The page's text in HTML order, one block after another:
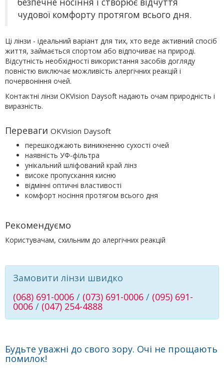
чудової комфорту протягом всього дня.
Ці лінзи - ідеальний варіант для тих, хто веде активний спосіб
життя, займається спортом або відпочиває на природі.
Відсутність необхідності використання засобів догляду
повністю виключає можливість алергічних реакцій і
почервоніння очей.
Контактні лінзи OKVision Daysoft надають очам природність і
виразність.
Переваги OKVision Daysoft
перешкоджають виникненню сухості очей
наявність УФ-фільтра
унікальний шліфований край лінз
високе пропускання кисню
відмінні оптичні властивості
комфорт носіння протягом всього дня
Рекомендуємо
Користувачам, схильним до алергічних реакцій
Замовити лінзи швидко
(068) 691-0006 / (073) 691-0006 / (095) 691-
0006 / (047) 254-4888
Будьте уважні до свого зору. Очі не прощають
помилок!